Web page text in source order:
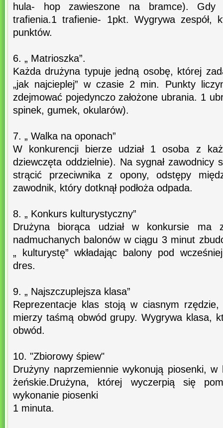
hula- hop zawieszone na bramce). Gdy
trafienia.1 trafienie- 1pkt. Wygrywa zespół,
punktów.
6. „ Matrioszka”.
Każda drużyna typuje jedną osobę, której
„jak najcieplej” w czasie 2 min. Punkty
zdejmować pojedynczo założone ubrania. 1
spinek, gumek, okularów).
7. „ Walka na oponach”
W konkurencji bierze udział 1 osoba z
dziewczęta oddzielnie). Na sygnał zawodnicy
strącić przeciwnika z opony, odstępy
zawodnik, który dotknął podłoża odpada.
8. „ Konkurs kulturystyczny”
Drużyna biorąca udział w konkursie ma
nadmuchanych balonów w ciągu 3 minut
„ kulturystę” wkładając balony pod
dres.
9. „ Najszczuplejsza klasa”
Reprezentacje klas stoją w ciasnym rzędzie,
mierzy taśmą obwód grupy. Wygrywa klasa,
obwód.
10. "Zbiorowy śpiew"
Drużyny naprzemiennie wykonują piosenki,
żeńskie.Drużyna, której wyczerpią się
wykonanie piosenki
1 minuta.